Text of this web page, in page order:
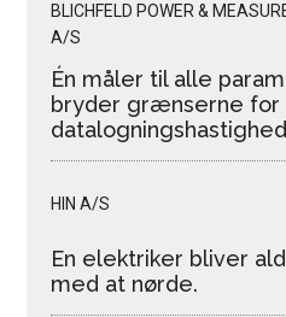
BLICHFELD POWER &
A/S
Én måler til alle
bryder grænserne for
datalogningshastighed
HIN A/S
En elektriker bliver
med at nørde.